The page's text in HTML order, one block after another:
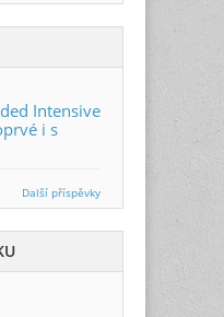
Intensive
i s
Další příspěvky